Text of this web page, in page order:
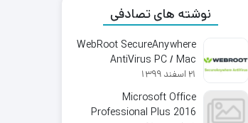
نوشته های تصادفی
WebRoot SecureAnywhere
AntiVirus PC / Mac
21 اسفند 1399
Microsoft Office
Professional Plus 2016